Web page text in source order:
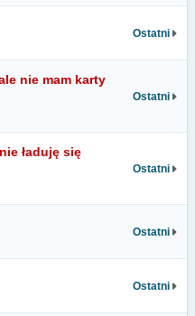
Ostatni
nie mam karty
Ostatni
ładuję się
Ostatni
Ostatni
Ostatni